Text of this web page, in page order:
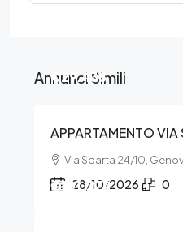
Annunci Simili
€29.438
APPARTAMENTO VIA
Via Sparta 24/10,
28/10/2026 0
€101.272